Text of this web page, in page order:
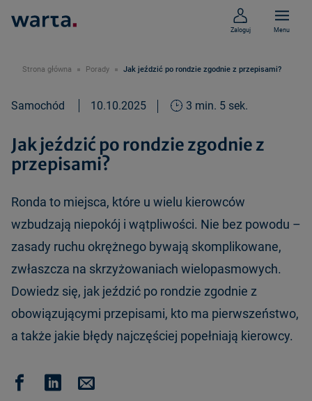
Zaloguj Menu
Strona główna Porady Jak jeździć po rondzie zgodnie z przepisami?
Samochód 10.10.2025 3 min. 5 sek.
Jak jeździć po rondzie zgodnie z
przepisami?
Ronda to miejsca, które u wielu kierowców
wzbudzają niepokój i wątpliwości. Nie bez powodu –
zasady ruchu okrężnego bywają skomplikowane,
zwłaszcza na skrzyżowaniach wielopasmowych.
Dowiedz się, jak jeździć po rondzie zgodnie z
obowiązującymi przepisami, kto ma pierwszeństwo,
a także jakie błędy najczęściej popełniają kierowcy.